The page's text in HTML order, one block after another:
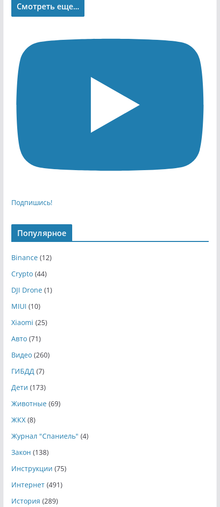
Смотреть еще...
Подпишись!
Популярное
Binance(12)
Crypto(44)
DJI Drone(1)
MIUI (10)
Xiaomi (25)
Авто(71)
Видео(260)
ГИБДД(7)
Дети (173)
Животные(69)
ЖКХ(8)
Журнал "Спаниель" (4)
Закон (138)
Инструкции (75)
Интернет(491)
История (289)